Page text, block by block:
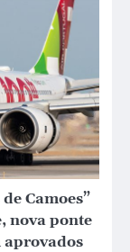
Camoes”
nova ponte
aprovados